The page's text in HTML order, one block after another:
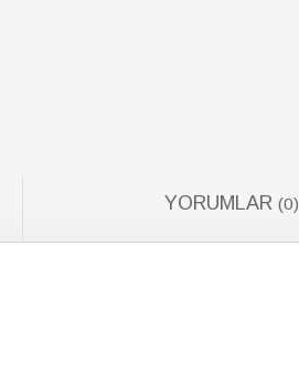
YORUMLAR(0)